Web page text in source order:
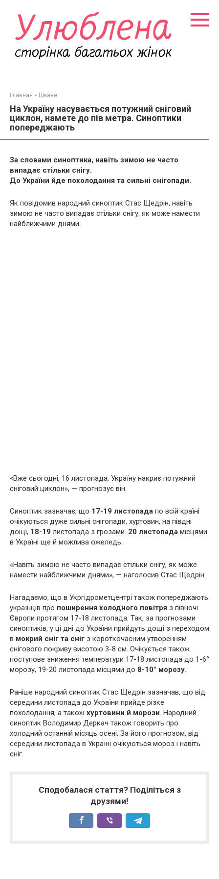
контенту
Главная » Цікаве
На Україну насувається потужний сніговий
циклон, намете до пів метра. Синоптики
попереджають
За словами синоптика, навіть зимою не часто
випадає стільки снігу.
До України йде похолодання та сильні снігопади.
Як повідомив народний синоптик Стас Щедрін, навіть
зимою не часто випадає стільки снігу, як може намести
найближчими днями.
«Вже сьогодні, 16 листопада, Україну накриє потужний
сніговий циклон», — прогнозує він.
Синоптик зазначає, що 17-19 листопада по всій країні
очікуються дуже сильні снігопади, хуртовин, на півдні
дощі, 18-19 листопада з грозами. 20 листопада місцями
в Україні ще й можлива ожеледь.
«Навіть зимою не часто випадає стільки снігу, як може
намести найближчими днями», — наголосив Стас Щедрін.
Нагадаємо, що в Укргідрометцентрі також попереджають
українців про поширення холодного повітря з півночі
Європи протягом 17-18 листопада. Так, за прогнозами
синоптиків, у ці дні до України прийдуть дощі з переходом
в мокрий сніг та сніг з короткочасним утворенням
снігового покриву висотою 3-8 см. Очікується також
поступове зниження температури 17-18 листопада до 1-6°
морозу, 19-20 листопада місцями до 8-10° морозу.
Раніше народний синоптик Стас Щедрін зазначав, що від
середини листопада до України прийде різке
похолодання, а також хуртовини й морози. Народний
синоптик Володимир Деркач також говорить про
холодний останній місяць осені. За його прогнозом, від
середини листопада в Україні очікуються мороз і навіть
сніг.
Сподобалася стаття? Поділіться з
друзями!